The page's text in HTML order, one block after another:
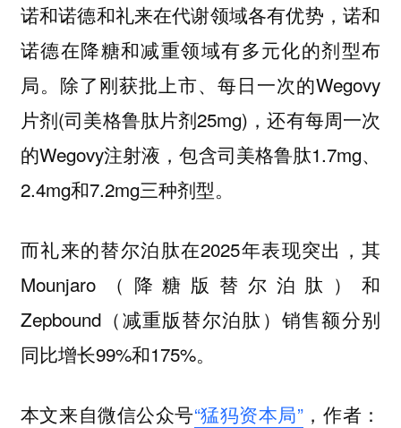
诺和诺德和礼来在代谢领域各有优势，诺和
诺德在降糖和减重领域有多元化的剂型布
局。除了刚获批上市、每日一次的Wegovy
片剂(司美格鲁肽片剂25mg)，还有每周一次
的Wegovy注射液，包含司美格鲁肽1.7mg、
2.4mg和7.2mg三种剂型。
而礼来的替尔泊肽在2025年表现突出，其
Mounjaro（降糖版替尔泊肽）和
Zepbound（减重版替尔泊肽）销售额分别
同比增长99%和175%。
本文来自微信公众号“猛犸资本局”，作者：